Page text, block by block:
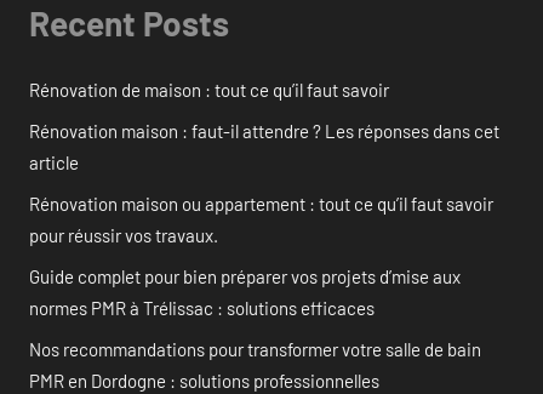
Recent Posts
Rénovation de maison : tout ce qu’il faut savoir
Rénovation maison : faut-il attendre ? Les réponses dans cet
article
Rénovation maison ou appartement : tout ce qu’il faut savoir
pour réussir vos travaux.
Guide complet pour bien préparer vos projets d’mise aux
normes PMR à Trélissac : solutions efficaces
Nos recommandations pour transformer votre salle de bain
PMR en Dordogne : solutions professionnelles